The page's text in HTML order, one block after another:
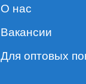
О нас
Вакансии
Для оптовых